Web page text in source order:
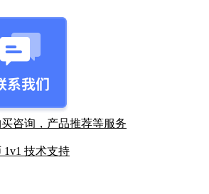
咨询，产品推荐等服务
1v1 技术支持